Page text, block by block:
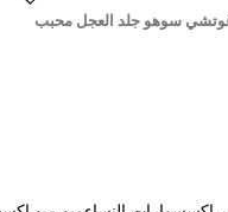
سوهو جلد العجل محبب